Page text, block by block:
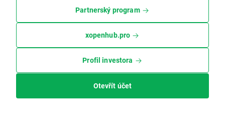
Partnerský program
xopenhub.pro
Profil investora
Otevřít účet